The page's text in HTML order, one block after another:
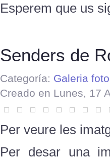
Esperem que us
Senders de
Categoría: Galeria
Creado en Lunes, 17
Per veure les
Per desar una